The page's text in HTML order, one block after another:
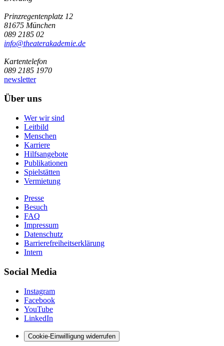
Prinzregentenplatz 12
81675 München
089 2185 02
info@­theaterakademie.de
Kartentelefon
089 2185 1970
newsletter
Über uns
Wer wir sind
Leitbild
Menschen
Karriere
Hilfsangebote
Publikationen
Spielstätten
Vermietung
Presse
Besuch
FAQ
Impressum
Datenschutz
Barrierefreiheitserklärung
Intern
Social Media
Instagram
Facebook
YouTube
LinkedIn
Cookie-Einwilligung widerrufen